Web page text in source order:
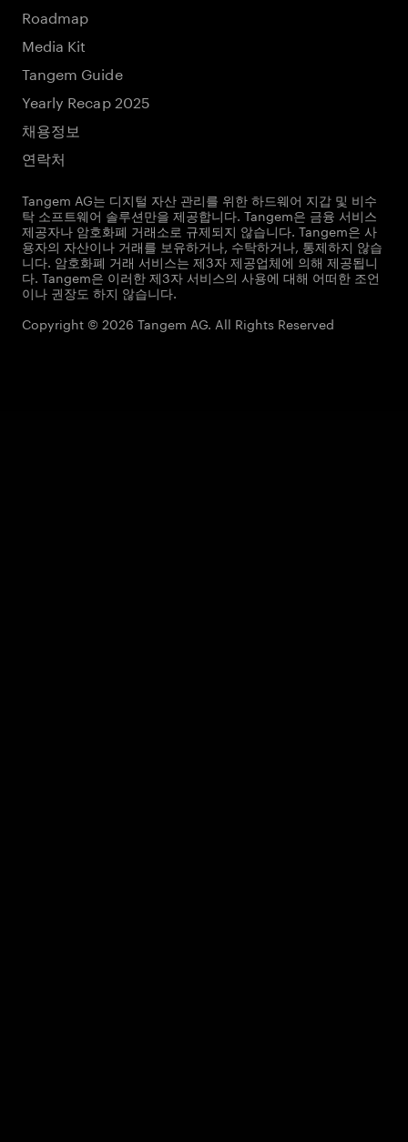
Roadmap
Media Kit
Tangem Guide
Yearly Recap 2025
채용정보
연락처
Tangem AG는 디지털 자산 관리를 위한 하드웨어 지갑 및 비수
탁 소프트웨어 솔루션만을 제공합니다. Tangem은 금융 서비스
제공자나 암호화폐 거래소로 규제되지 않습니다. Tangem은 사
용자의 자산이나 거래를 보유하거나, 수탁하거나, 통제하지 않습
니다. 암호화폐 거래 서비스는 제3자 제공업체에 의해 제공됩니
다. Tangem은 이러한 제3자 서비스의 사용에 대해 어떠한 조언
이나 권장도 하지 않습니다.